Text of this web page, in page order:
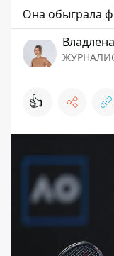
Она обыграла
👍